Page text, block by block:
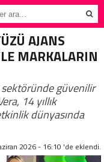
AJANS
MARKALARIN
sektöründe güvenilir
14 yıllık
dünyasında
2026 - 16:10 'de eklendi.